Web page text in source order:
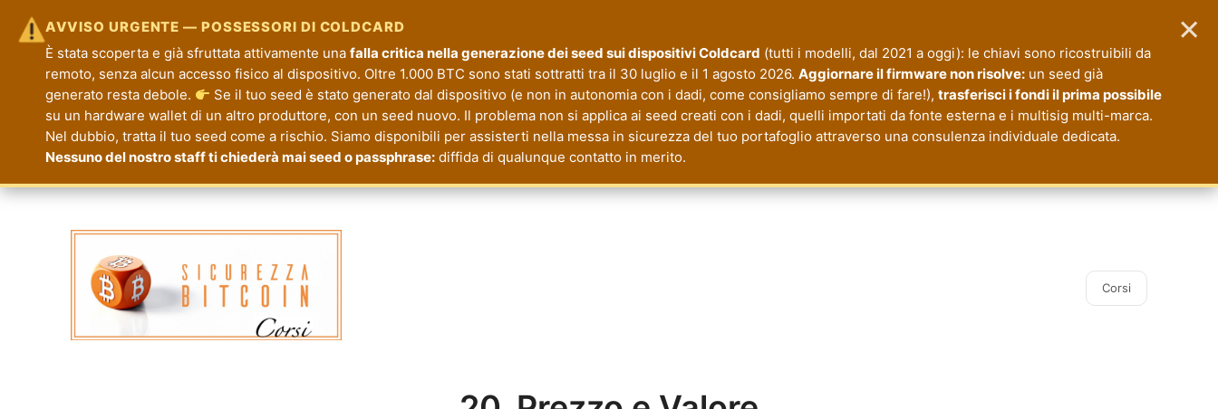
AVVISO URGENTE — POSSESSORI DI COLDCARD
È stata scoperta e già sfruttata attivamente una falla critica nella generazione dei seed sui dispositivi Coldcard (tutti i modelli, dal 2021 a oggi): le chiavi sono ricostruibili da
remoto, senza alcun accesso fisico al dispositivo. Oltre 1.000 BTC sono stati sottratti tra il 30 luglio e il 1 agosto 2026. Aggiornare il firmware non risolve:un seed già
generato resta debole.
Se il tuo seed è stato generato dal dispositivo (e non in autonomia con i dadi, come consigliamo sempre di fare!), trasferisci i fondi il prima possibile
su un hardware wallet di un altro produttore, con un seed nuovo. Il problema non si applica ai seed creati con i dadi, quelli importati da fonte esterna e i multisig multi-marca.
Nel dubbio, tratta il tuo seed come a rischio. Siamo disponibili per assisterti nella messa in sicurezza del tuo portafoglio attraverso una consulenza individuale dedicata.
Nessuno del nostro staff ti chiederà mai seed o passphrase:diffida di qualunque contatto in merito.
×
Corsi